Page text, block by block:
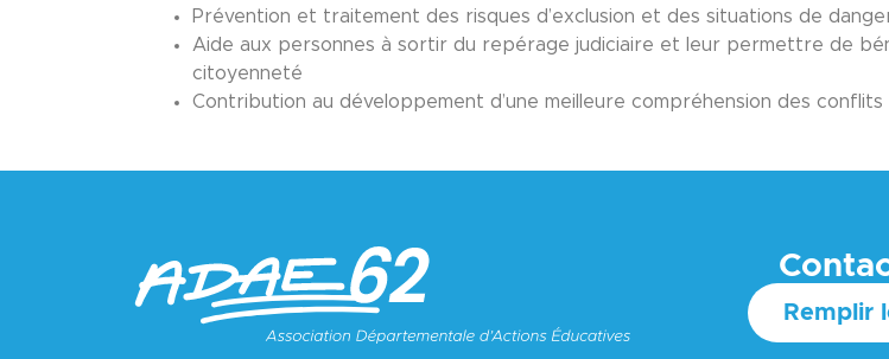
Prévention et traitement des risques d’exclusion et des situations de
Aide aux personnes à sortir du repérage judiciaire et leur permettre de
citoyenneté
Contribution au développement d’une meilleure compréhension des
Remplir